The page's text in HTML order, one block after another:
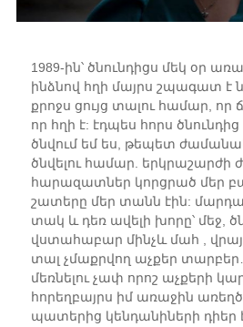
1989-ին՝ ծնունդիցս մեկ օր
ինձնով հղի մայրս շպագատ է
քրոջս ցույց տալու համար, որ
որ հղի է: էդպես հորս
ծնվում եմ ես, թեպետ
ծնվելու համար. երկրաշարժի
հարազատներ կորցրած մեր
շատերը մեր տանն էին:
տակ և դեռ ավելի խորը՝ մեջ,
վստահաբար մինչև մահ ,
տալ չմաքրվող աչքեր
մեռնելու չափ որոշ աչքերի
հորեղբայրս իմ առաջին
պատերից կենդանիների դիեր